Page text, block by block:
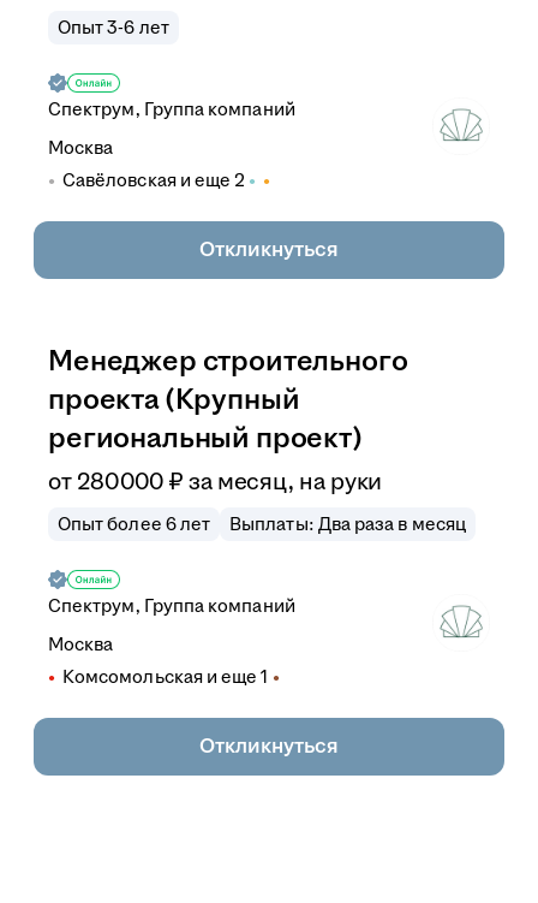
Опыт 3-6 лет
Спектрум, Группа компаний
Москва
Савёловская и еще 2
Откликнуться
Менеджер строительного
проекта (Крупный
региональный проект)
от 280 000 ₽ за месяц, на руки
Опыт более 6 лет Выплаты: Два раза в месяц
Спектрум, Группа компаний
Москва
Комсомольская и еще 1
Откликнуться